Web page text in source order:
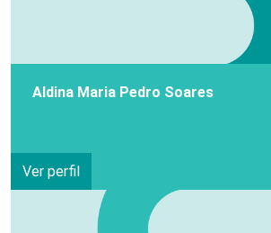
Aldina Maria Pedro Soares
Ver perfil